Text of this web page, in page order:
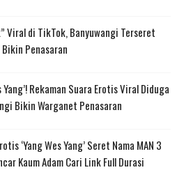
Viral di TikTok, Banyuwangi Terseret
Penasaran
Yang’! Rekaman Suara Erotis Viral Diduga
Bikin Warganet Penasaran
‘Yang Wes Yang’ Seret Nama MAN 3
Kaum Adam Cari Link Full Durasi